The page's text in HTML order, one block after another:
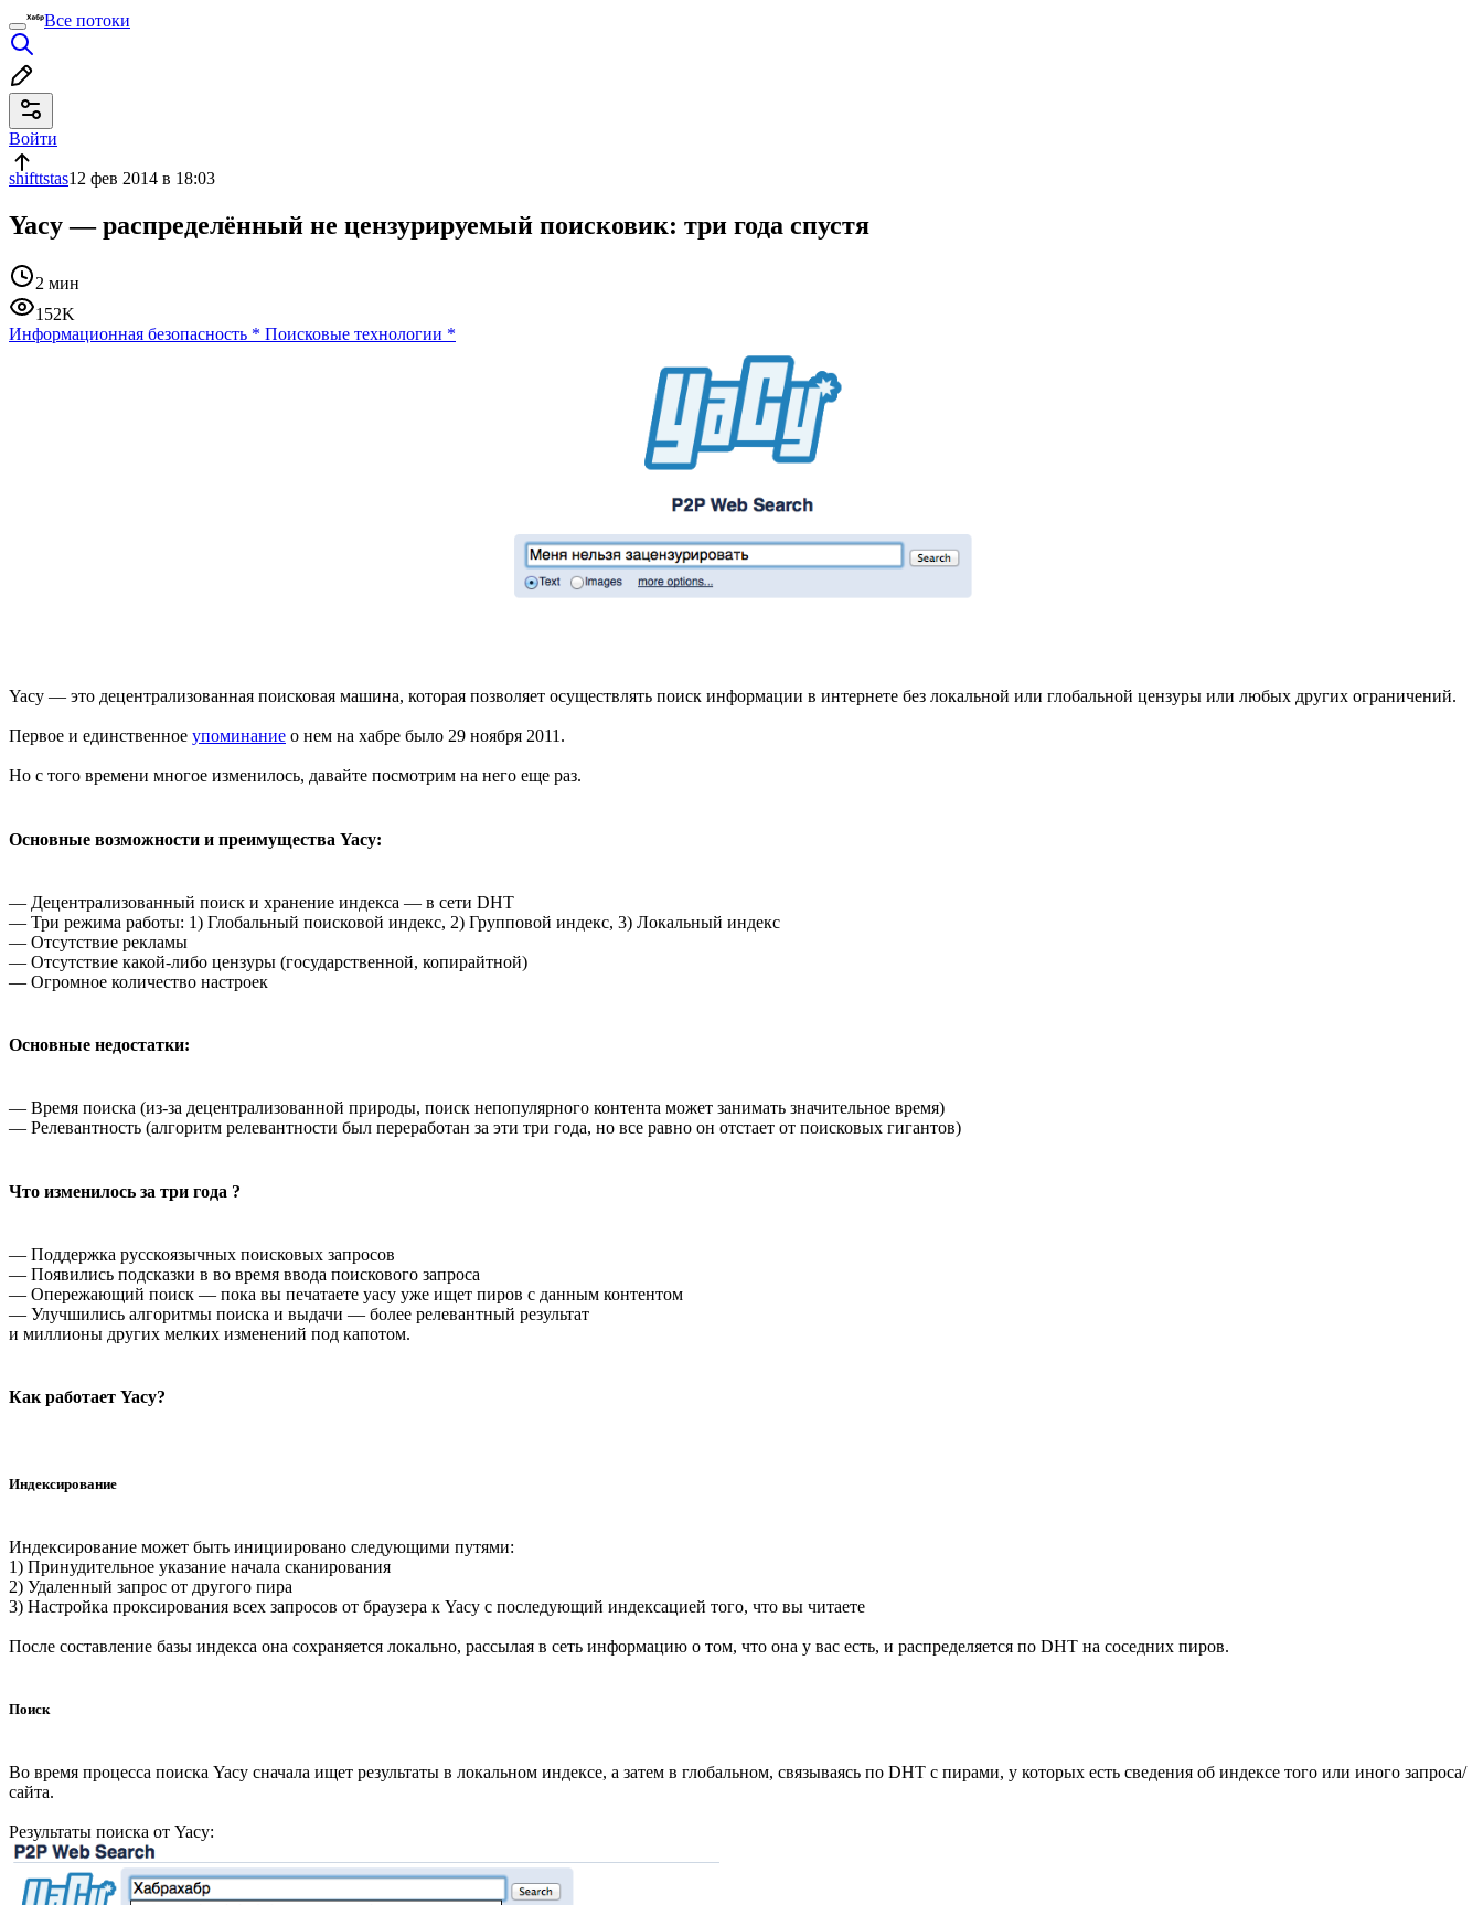
Все потоки
Войти
shifttstas12 фев 2014 в 18:03
Yacy — распределённый не цензурируемый поисковик: три года спустя
2 мин
152K
Информационная безопасность * Поисковые технологии *
Yacy — это децентрализованная поисковая машина, которая позволяет осуществлять поиск информации в интернете без локальной или глобальной цензуры или любых других ограничений.
Первое и единственное упоминание о нем на хабре было 29 ноября 2011.
Но с того времени многое изменилось, давайте посмотрим на него еще раз.
Основные возможности и преимущества Yacy:
— Децентрализованный поиск и хранение индекса — в сети DHT
— Три режима работы: 1) Глобальный поисковой индекс, 2) Групповой индекс, 3) Локальный индекс
— Отсутствие рекламы
— Отсутствие какой-либо цензуры (государственной, копирайтной)
— Огромное количество настроек
Основные недостатки:
— Время поиска (из-за децентрализованной природы, поиск непопулярного контента может занимать значительное время)
— Релевантность (алгоритм релевантности был переработан за эти три года, но все равно он отстает от поисковых гигантов)
Что изменилось за три года ?
— Поддержка русскоязычных поисковых запросов
— Появились подсказки в во время ввода поискового запроса
— Опережающий поиск — пока вы печатаете yacy уже ищет пиров с данным контентом
— Улучшились алгоритмы поиска и выдачи — более релевантный результат
и миллионы других мелких изменений под капотом.
Как работает Yacy?
Индексирование
Индексирование может быть инициировано следующими путями:
1) Принудительное указание начала сканирования
2) Удаленный запрос от другого пира
3) Настройка проксирования всех запросов от браузера к Yacy с последующий индексацией того, что вы читаете
После составление базы индекса она сохраняется локально, рассылая в сеть информацию о том, что она у вас есть, и распределяется по DHT на соседних пиров.
Поиск
Во время процесса поиска Yacy сначала ищет результаты в локальном индексе, а затем в глобальном, связываясь по DHT c пирами, у которых есть сведения об индексе того или иного запроса/
сайта.
Результаты поиска от Yacy: